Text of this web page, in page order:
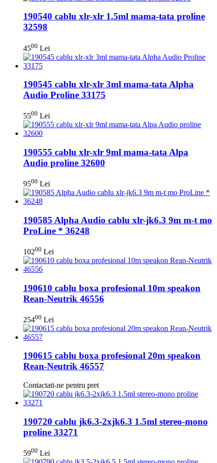
190540 cablu xlr-xlr 1.5ml mama-tata proline
32598
4500 Lei
190545 cablu xlr-xlr 3ml mama-tata Alpha
Audio Proline 33175
5500 Lei
190555 cablu xlr-xlr 9ml mama-tata Alpa
Audio proline 32600
9500 Lei
190585 Alpha Audio cablu xlr-jk6.3 9m m-t mo
ProLine * 36248
10200 Lei
190610 cablu boxa profesional 10m speakon
Rean-Neutrik 46556
25400 Lei
190615 cablu boxa profesional 20m speakon
Rean-Neutrik 46557
Contactati-ne pentru pret
190720 cablu jk6.3-2xjk6.3 1.5ml stereo-mono
proline 33271
5900 Lei